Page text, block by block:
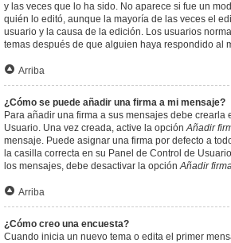
y las veces que lo ha sido. No aparece si fue un
quién lo editó, aunque la mayoría de las veces el
usuario y la causa de la edición. Los usuarios
temas después de que alguien haya respondido al
Arriba
¿Cómo se puede añadir una firma a mi mensaje?
Para añadir una firma a sus mensajes debe crearla
Usuario. Una vez creada, active la opciónAñadir
mensaje. Puede asignar una firma por defecto a
la casilla correcta en su Panel de Control de
los mensajes, debe desactivar la opciónAñadir
Arriba
¿Cómo creo una encuesta?
Cuando inicia un nuevo tema o edita el primer